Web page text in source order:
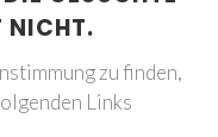
NICHT.
zu finden,
Links